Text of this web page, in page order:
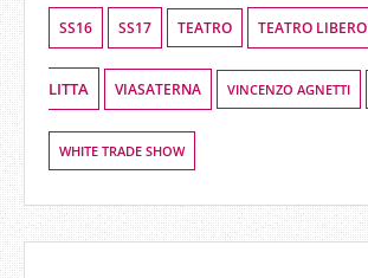
SS16 SS17 TEATRO TEATRO LIBERO
LITTA VIASATERNA VINCENZO AGNETTI
WHITE TRADE SHOW